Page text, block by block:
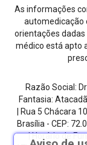
As informações
automedicação
orientações
médico está apto
Razão Social:
Fantasia:
| Rua 5 Chácara
Brasília - CEP:
| Horário de